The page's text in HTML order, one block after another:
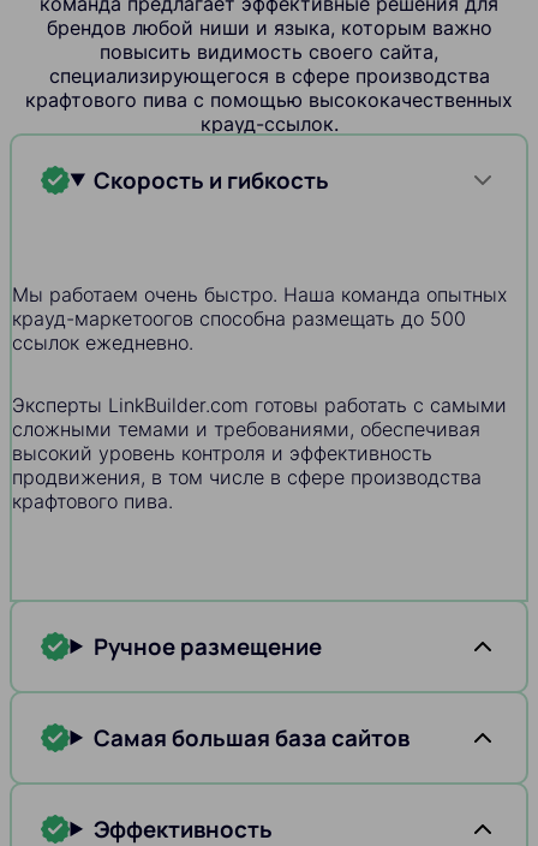
брендов любой ниши и языка, которым важно
повысить видимость своего сайта,
специализирующегося в сфере производства
крафтового пива с помощью высококачественных
крауд-ссылок.
Скорость и гибкость
Мы работаем очень быстро. Наша команда опытных
крауд-маркетоогов способна размещать до 500
ссылок ежедневно.
Эксперты LinkBuilder.com готовы работать с самыми
сложными темами и требованиями, обеспечивая
высокий уровень контроля и эффективность
продвижения, в том числе в сфере производства
крафтового пива.
Ручное размещение
Самая большая база сайтов
Эффективность